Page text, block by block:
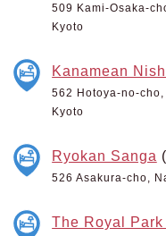
509 Kami-Osaka-
Kyoto
Kanamean
562 Hotoya-no-
Kyoto
Ryokan Sanga
526 Asakura-cho,
The Royal